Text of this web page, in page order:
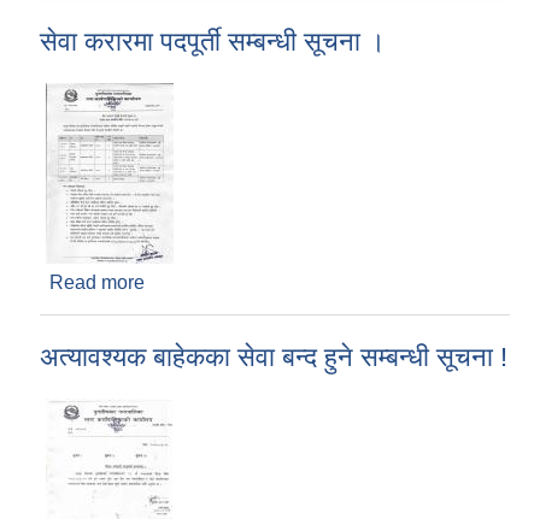
सेवा करारमा पदपूर्ती सम्बन्धी सूचना ।
Read more
अत्यावश्यक बाहेकका सेवा बन्द हुने सम्बन्धी सूचना !